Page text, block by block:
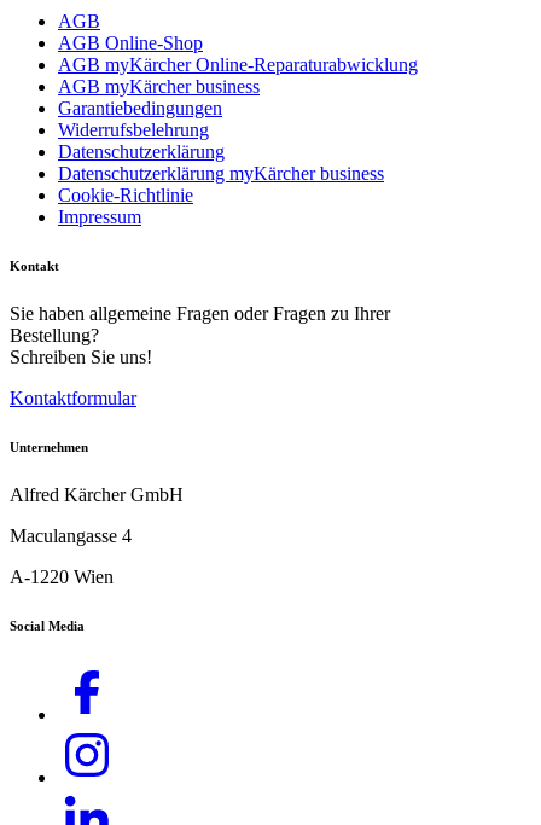
AGB
AGB Online-Shop
AGB myKärcher Online-Reparaturabwicklung
AGB myKärcher business
Garantiebedingungen
Widerrufsbelehrung
Datenschutzerklärung
Datenschutzerklärung myKärcher business
Cookie-Richtlinie
Impressum
Kontakt
Sie haben allgemeine Fragen oder Fragen zu Ihrer
Bestellung?
Schreiben Sie uns!
Kontaktformular
Unternehmen
Alfred Kärcher GmbH
Maculangasse 4
A-1220 Wien
Social Media